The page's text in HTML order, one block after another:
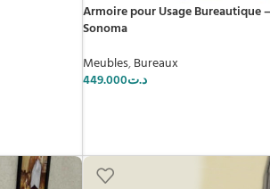
Armoire pour Usage Bureautique
Sonoma
Meubles,Bureaux
د.ت449.000